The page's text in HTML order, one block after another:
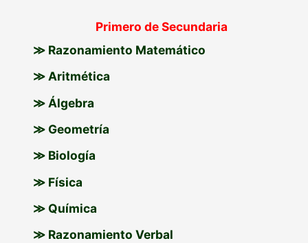
r
p
o
Primero de Secundaria
≫ Razonamiento Matemático
≫ Aritmética
≫ Álgebra
≫ Geometría
≫ Biología
≫ Física
≫ Química
≫ Razonamiento Verbal